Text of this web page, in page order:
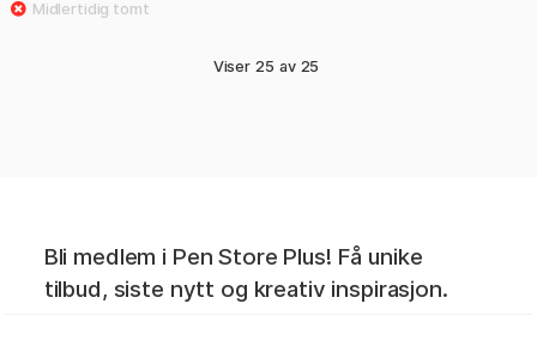
Viser 25 av 25
Bli medlem i Pen Store Plus! Få unike
tilbud, siste nytt og kreativ inspirasjon.